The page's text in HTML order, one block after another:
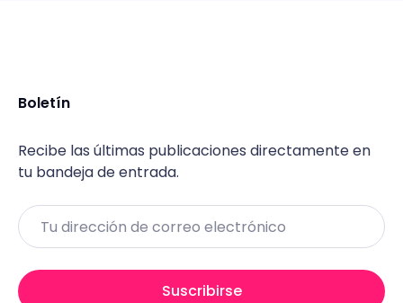
Boletín
Recibe las últimas publicaciones directamente en
tu bandeja de entrada.
Email
Suscribirse